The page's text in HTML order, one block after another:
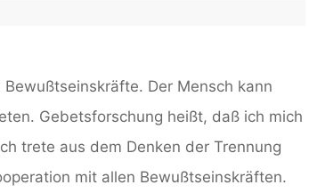
Der Mensch kann
Gebetsforschung heißt, daß ich mich
trete aus dem Denken der Trennung
mit allen Bewußtseinskräften.